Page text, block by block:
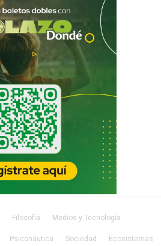
Filosofía Medios y Tecnología
Psiconáutica Sociedad Ecosistemas